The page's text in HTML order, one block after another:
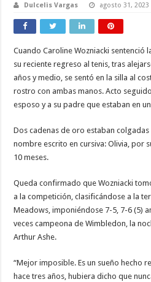
Dulcelis Vargas agosto 31, 2023
Cuando Caroline Wozniacki sentenció
su reciente regreso al tenis, tras
años y medio, se sentó en la silla al
rostro con ambas manos. Acto
esposo y a su padre que estaban en
Dos cadenas de oro estaban colgadas
nombre escrito en cursiva: Olivia, por
10 meses.
Queda confirmado que Wozniacki
a la competición, clasificándose a la
Meadows, imponiéndose 7-5, 7-6 (5)
veces campeona de Wimbledon, la
Arthur Ashe.
“Mejor imposible. Es un sueño hecho
hace tres años, hubiera dicho que